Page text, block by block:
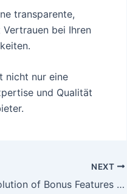
transparente,
bei Ihren
nicht nur eine
und Qualität
NEXT
The Evolution of Bonus Features in Online Slots: Spotlight on Bonus Buy Slots